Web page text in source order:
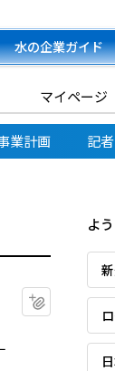
水の企業ガイド
マイページ
業計画 記
マイクリッ
よ